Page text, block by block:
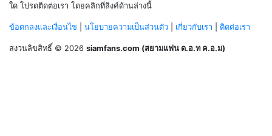
ใด โปรดติดต่อเรา โดยคลิกที่ลิงค์ด้านล่างนี้
ข้อตกลงและเงื่อนไข นโยบายความเป็นส่วนตัว เกี่ยวกับเรา ติดต่อเรา
สงวนลิขสิทธิ์ © 2026 siamfans.com (สยามแฟน ด.อ.ท ค.อ.ม)